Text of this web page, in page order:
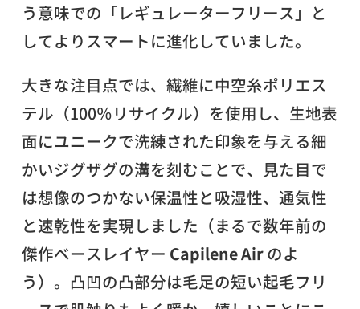
う意味での「レギュレーターフリース」と
してよりスマートに進化していました。
大きな注目点では、繊維に中空糸ポリエス
テル（100％リサイクル）を使用し、生地表
面にユニークで洗練された印象を与える細
かいジグザグの溝を刻むことで、見た目で
は想像のつかない保温性と吸湿性、通気性
と速乾性を実現しました（まるで数年前の
傑作ベースレイヤー Capilene Airのよ
う）。凸凹の凸部分は毛足の短い起毛フリ